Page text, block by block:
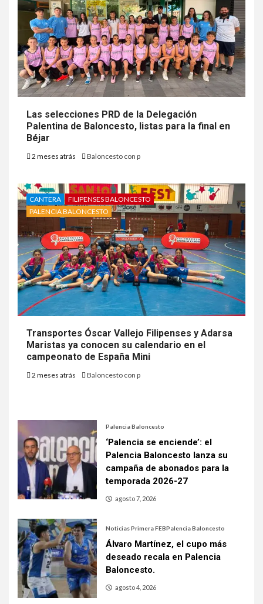
Las selecciones PRD de la Delegación
Palentina de Baloncesto, listas para la final en
Béjar
2 meses atrás Baloncesto con p
CANTERA
FILIPENSES BALONCESTO
PALENCIA BALONCESTO
Transportes Óscar Vallejo Filipenses y Adarsa
Maristas ya conocen su calendario en el
campeonato de España Mini
2 meses atrás Baloncesto con p
Palencia Baloncesto
‘Palencia se enciende’: el
Palencia Baloncesto lanza su
campaña de abonados para la
temporada 2026-27
agosto 7, 2026
Noticias Primera FEBPalencia Baloncesto
Álvaro Martínez, el cupo más
deseado recala en Palencia
Baloncesto.
agosto 4, 2026